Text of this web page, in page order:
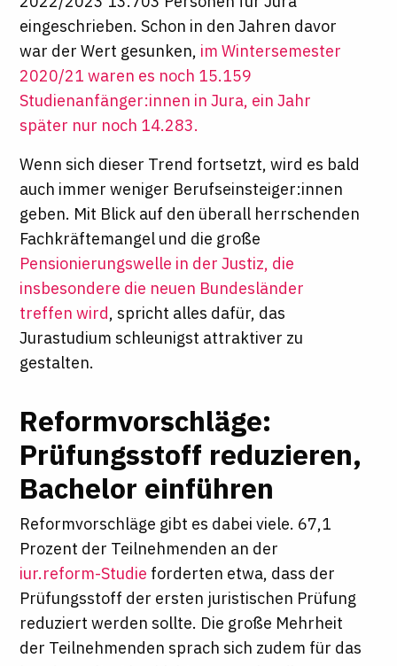
eingeschrieben. Schon in den Jahren davor
war der Wert gesunken, im Wintersemester
2020/21 waren es noch 15.159
Studienanfänger:innen in Jura, ein Jahr
später nur noch 14.283.
Wenn sich dieser Trend fortsetzt, wird es bald
auch immer weniger Berufseinsteiger:innen
geben. Mit Blick auf den überall herrschenden
Fachkräftemangel und die große
Pensionierungswelle in der Justiz, die
insbesondere die neuen Bundesländer
treffen wird, spricht alles dafür, das
Jurastudium schleunigst attraktiver zu
gestalten.
Reformvorschläge:
Prüfungsstoff reduzieren,
Bachelor einführen
Reformvorschläge gibt es dabei viele. 67,1
Prozent der Teilnehmenden an der
iur.reform-Studie forderten etwa, dass der
Prüfungsstoff der ersten juristischen Prüfung
reduziert werden sollte. Die große Mehrheit
der Teilnehmenden sprach sich zudem für das